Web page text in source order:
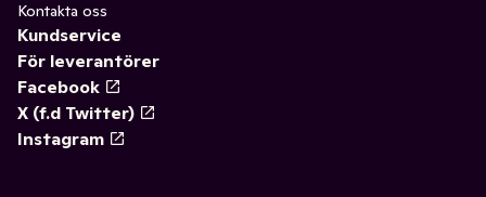
Kontakta oss
Kundservice
För leverantörer
Facebook
X (f.d Twitter)
Instagram